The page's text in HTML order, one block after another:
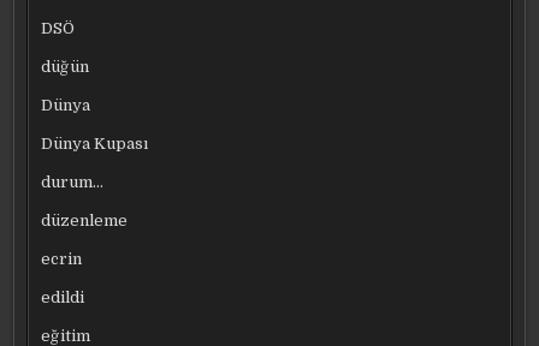
DSÖ
düğün
Dünya
Dünya Kupası
durum…
düzenleme
ecrin
edildi
eğitim